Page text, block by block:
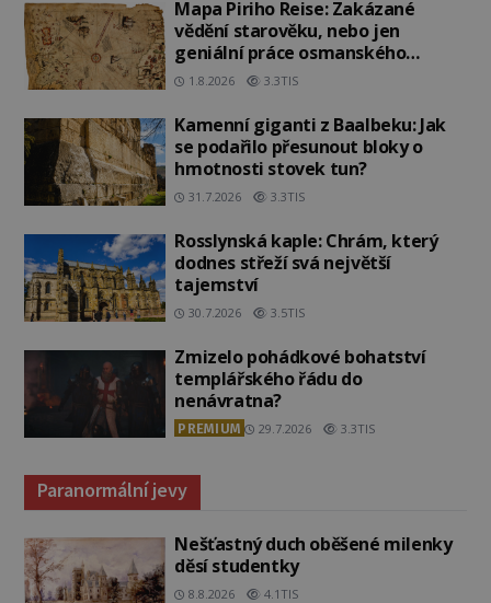
Mapa Piriho Reise: Zakázané
vědění starověku, nebo jen
geniální práce osmanského
admirála?
1.8.2026 3.3TIS
Kamenní giganti z Baalbeku: Jak
se podařilo přesunout bloky o
hmotnosti stovek tun?
31.7.2026 3.3TIS
Rosslynská kaple: Chrám, který
dodnes střeží svá největší
tajemství
30.7.2026 3.5TIS
Zmizelo pohádkové bohatství
templářského řádu do
nenávratna?
PREMIUM 29.7.2026 3.3TIS
Paranormální jevy
Nešťastný duch oběšené milenky
děsí studentky
8.8.2026 4.1TIS